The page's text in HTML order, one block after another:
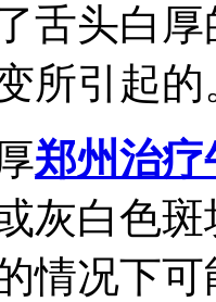
舌头白
所引起的
郑州治
灰白色
情况下